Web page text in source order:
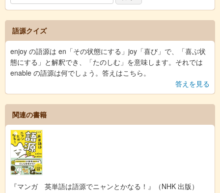
語源クイズ
enjoy の語源は en「その状態にする」joy「喜び」で、「喜ぶ状
態にする」と解釈でき、「たのしむ」を意味します。それでは
enable の語源は何でしょう。答えはこちら。
答えを見る
関連の書籍
『マンガ 英単語は語源でニャンとかなる！』（NHK 出版）